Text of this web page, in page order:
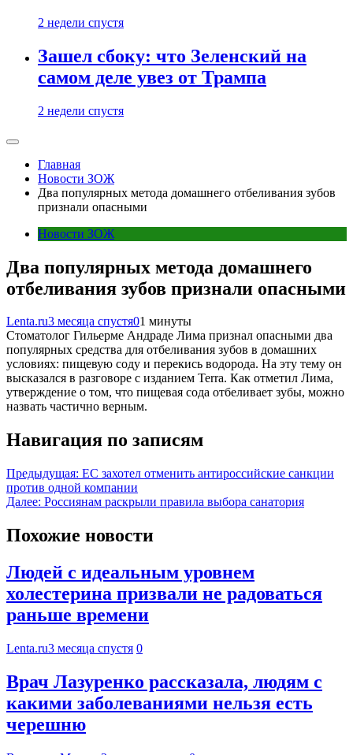
2 недели спустя
Зашел сбоку: что Зеленский на
самом деле увез от Трампа
2 недели спустя
Главная
Новости ЗОЖ
Два популярных метода домашнего отбеливания зубов
признали опасными
Новости ЗОЖ
Два популярных метода домашнего
отбеливания зубов признали опасными
Lenta.ru3 месяца спустя01 минуты
Стоматолог Гильерме Андраде Лима признал опасными два
популярных средства для отбеливания зубов в домашних
условиях: пищевую соду и перекись водорода. На эту тему он
высказался в разговоре с изданием Terra. Как отметил Лима,
утверждение о том, что пищевая сода отбеливает зубы, можно
назвать частично верным.
Навигация по записям
Предыдущая: ЕС захотел отменить антироссийские санкции
против одной компании
Далее: Россиянам раскрыли правила выбора санатория
Похожие новости
Людей с идеальным уровнем
холестерина призвали не радоваться
раньше времени
Lenta.ru3 месяца спустя 0
Врач Лазуренко рассказала, людям с
какими заболеваниями нельзя есть
черешню